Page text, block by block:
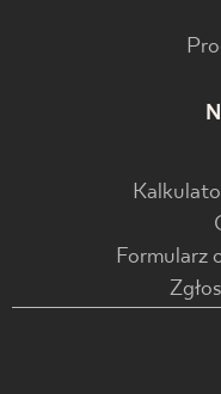
Formularz